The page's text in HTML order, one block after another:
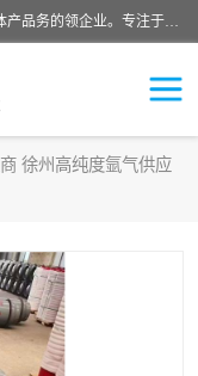
常州泳鑫气体有限公司是一家致力于为客户提供气体产品务的领企业。专注于环氧乙烷剂、环氧乙烷、高纯气体以及稀有和特种气体的研发、生产、销售和配送，产品广泛应用于医疗、电子、科研、化工、食品等多个领域。主要产品有：环氧乙烷灭菌剂，环氧乙烷，高纯氩，氮，氪，氙，氖，氘，笑，氦，氢，氧等各种稀有和特种气体。
徐州高纯度氩气供应
气